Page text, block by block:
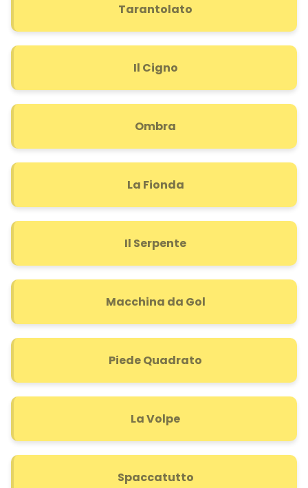
Tarantolato
Il Cigno
Ombra
La Fionda
Il Serpente
Macchina da Gol
Piede Quadrato
La Volpe
Spaccatutto